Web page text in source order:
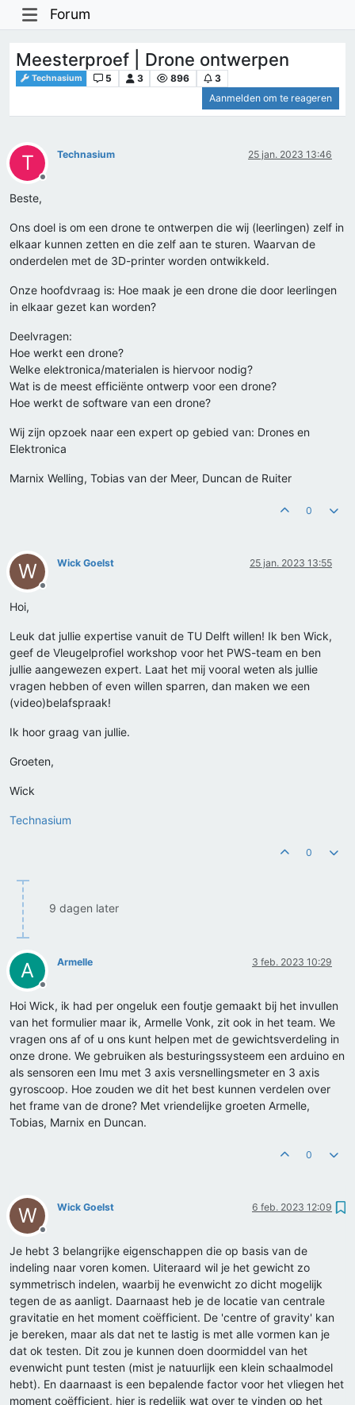
Forum
Meesterproef | Drone ontwerpen
Technasium 5 3 896
3
Aanmelden om te reageren
T
Offline
Technasium 25 jan. 2023 13:46
Beste,
Ons doel is om een drone te ontwerpen die wij (leerlingen) zelf in
elkaar kunnen zetten en die zelf aan te sturen. Waarvan de
onderdelen met de 3D-printer worden ontwikkeld.
Onze hoofdvraag is: Hoe maak je een drone die door leerlingen
in elkaar gezet kan worden?
Deelvragen:
Hoe werkt een drone?
Welke elektronica/materialen is hiervoor nodig?
Wat is de meest efficiënte ontwerp voor een drone?
Hoe werkt de software van een drone?
Wij zijn opzoek naar een expert op gebied van: Drones en
Elektronica
Marnix Welling, Tobias van der Meer, Duncan de Ruiter
0
W
Offline
Wick Goelst 25 jan. 2023 13:55
Hoi,
Leuk dat jullie expertise vanuit de TU Delft willen! Ik ben Wick,
geef de Vleugelprofiel workshop voor het PWS-team en ben
jullie aangewezen expert. Laat het mij vooral weten als jullie
vragen hebben of even willen sparren, dan maken we een
(video)belafspraak!
Ik hoor graag van jullie.
Groeten,
Wick
Technasium
0
9 dagen later
A
Offline
Armelle 3 feb. 2023 10:29
Hoi Wick, ik had per ongeluk een foutje gemaakt bij het invullen
van het formulier maar ik, Armelle Vonk, zit ook in het team. We
vragen ons af of u ons kunt helpen met de gewichtsverdeling in
onze drone. We gebruiken als besturingssysteem een arduino en
als sensoren een Imu met 3 axis versnellingsmeter en 3 axis
gyroscoop. Hoe zouden we dit het best kunnen verdelen over
het frame van de drone? Met vriendelijke groeten Armelle,
Tobias, Marnix en Duncan.
0
W
Offline
Wick Goelst 6 feb. 2023 12:09
Je hebt 3 belangrijke eigenschappen die op basis van de
indeling naar voren komen. Uiteraard wil je het gewicht zo
symmetrisch indelen, waarbij he evenwicht zo dicht mogelijk
tegen de as aanligt. Daarnaast heb je de locatie van centrale
gravitatie en het moment coëfficient. De 'centre of gravity' kan
je bereken, maar als dat net te lastig is met alle vormen kan je
dat ok testen. Dit zou je kunnen doen doormiddel van het
evenwicht punt testen (mist je natuurlijk een klein schaalmodel
hebt). En daarnaast is een bepalende factor voor het vliegen het
moment coëfficient, hier is redelijk wat over te vinden op het